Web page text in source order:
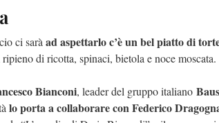
ci sarà ad aspettarlo c’è un bel piatto di
di ricotta, spinaci, bietola e noce moscata.
Bianconi, leader del gruppo italiano
lo porta a collaborare con Federico